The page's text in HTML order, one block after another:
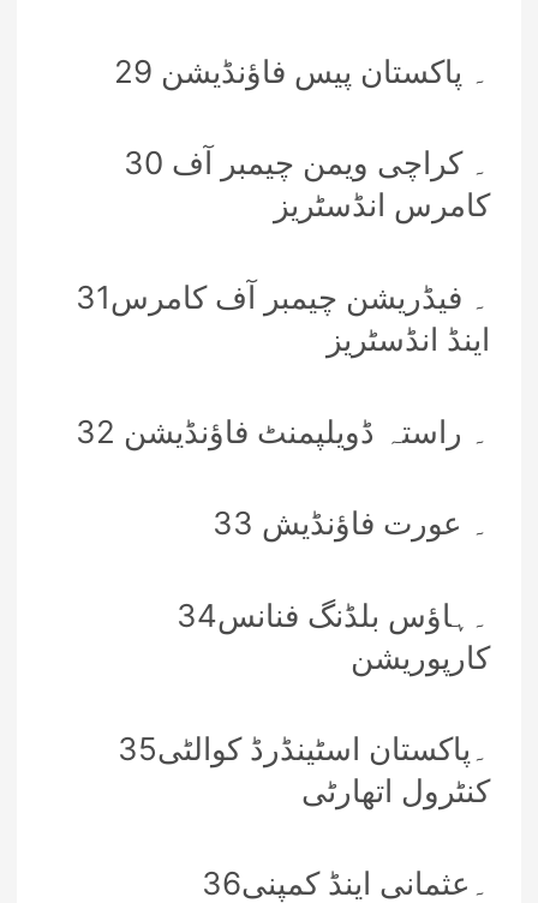
29 ۔ پاکستان پیس فاؤنڈیشن
30 ۔ کراچی ویمن چیمبر آف
کامرس انڈسٹریز
31۔ فیڈریشن چیمبر آف کامرس
اینڈ انڈسٹریز
32 ۔ راستہ ڈویلپمنٹ فاؤنڈیشن
33 ۔ عورت فاؤنڈیش
34۔ہاؤس بلڈنگ فنانس
کارپوریشن
35۔پاکستان اسٹینڈرڈ کوالٹی
کنٹرول اتھارٹی
36۔عثمانی اینڈ کمپنی